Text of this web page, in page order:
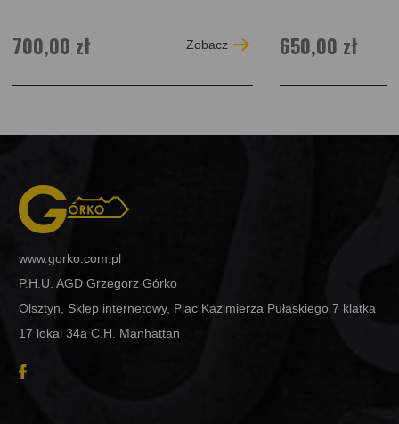
700,00 zł Zobacz 650,00 zł
www.gorko.com.pl
P.H.U. AGD Grzegorz Górko
Olsztyn, Sklep internetowy, Plac Kazimierza Pułaskiego 7 klatka
17 lokal 34a C.H. Manhattan